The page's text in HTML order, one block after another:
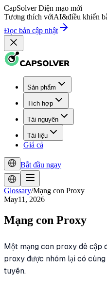
CapSolver Diện mạo mới
Tương thích vớiAI&điều khiển
Đọc bản cập nhật
Sản phẩm
Tích hợp
Tài nguyên
Tài liệu
Giá cả
Bắt đầu ngay
Glossary/Mạng con Proxy
May11, 2026
Mạng con Proxy
Một mạng con proxy đề cập
proxy được nhóm lại có
tuyến.